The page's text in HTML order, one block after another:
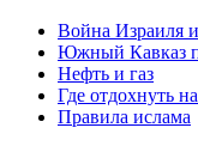
Война Израиля
Южный Кавказ
Нефть и газ
Где отдохнуть
Правила ислама